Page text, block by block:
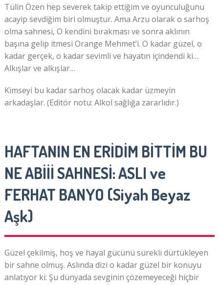
Tülin Özen hep severek takip ettiğim ve oyunculuğunu
acayip sevdiğim biri olmuştur. Ama Arzu olarak o sarhoş
olma sahnesi, O kendini bırakması ve sonra aklının
başına gelip itmesi Orange Mehmet’i. O kadar güzel, o
kadar gerçek, o kadar sevimli ve hayatın içindendi ki…
Alkışlar ve alkışlar…
Kimseyi bu kadar sarhoş olacak kadar üzmeyin
arkadaşlar. (Editör notu: Alkol sağlığa zararlıdır.)
HAFTANIN EN ERİDİM BİTTİM BU
NE ABİİİ SAHNESİ: ASLI ve
FERHAT BANYO (Siyah Beyaz
Aşk)
Güzel çekilmiş, hoş ve hayal gücünü sürekli dürtükleyen
bir sahne olmuş. Aslında dizi o kadar güzel bir konuyu
anlatıyor ki: Şu dünyada sevginin çözemeyeceği hiçbir